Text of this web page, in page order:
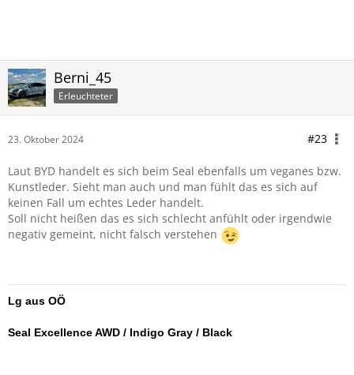
Berni_45
Erleuchteter
23. Oktober 2024 #23
Laut BYD handelt es sich beim Seal ebenfalls um veganes bzw.
Kunstleder. Sieht man auch und man fühlt das es sich auf
keinen Fall um echtes Leder handelt.
Soll nicht heißen das es sich schlecht anfühlt oder irgendwie
negativ gemeint, nicht falsch verstehen
Lg aus OÖ
Seal Excellence AWD / Indigo Gray / Black